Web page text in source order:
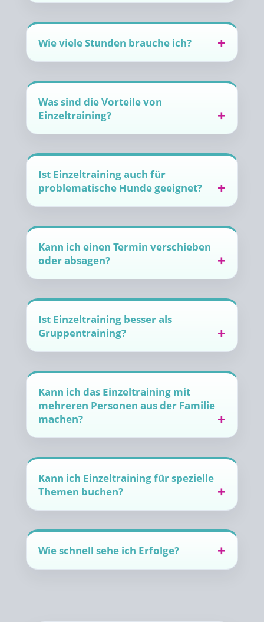
Wie viele Stunden brauche ich?
Was sind die Vorteile von
Einzeltraining?
Ist Einzeltraining auch für
problematische Hunde geeignet?
Kann ich einen Termin verschieben
oder absagen?
Ist Einzeltraining besser als
Gruppentraining?
Kann ich das Einzeltraining mit
mehreren Personen aus der Familie
machen?
Kann ich Einzeltraining für spezielle
Themen buchen?
Wie schnell sehe ich Erfolge?